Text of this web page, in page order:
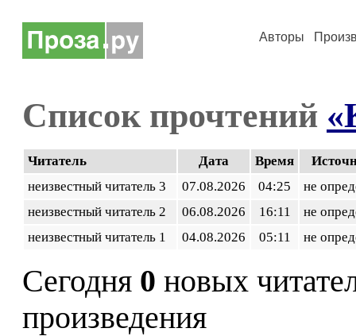
Авторы
Список прочтений
Читатель Дата Время
неизвестный читатель 3
07.08.2026 04:25
не
неизвестный читатель 2
06.08.2026 16:11
не
неизвестный читатель 1
04.08.2026 05:11 не
Сегодня 0 новых
произведения